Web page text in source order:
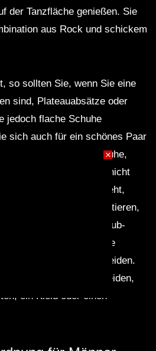
der Tanzfläche genießen. Sie
aus Rock und schickem
so sollten Sie, wenn Sie eine
sind, Plateauabsätze oder
jedoch flache Schuhe
sich auch für ein schönes Paar
Vermeiden Sie Turnschuhe,
denn sie sind einfach nicht
und Ihr Make-up angeht,
Looks experimentieren,
Sie ein legeres Club-
Sie sich auch für eine
schickes Hemd entscheiden.
Hi-Club-Balkon entscheiden,
ein Kleid oder einen
×